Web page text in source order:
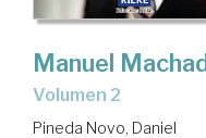
Manuel
Volumen 2
Pineda Novo, Daniel